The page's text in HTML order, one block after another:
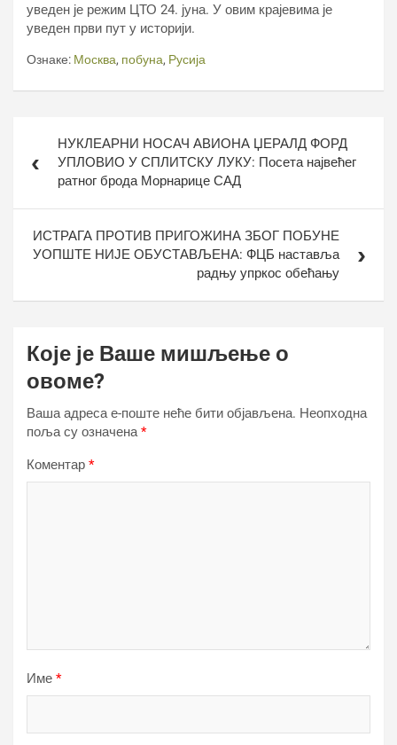
уведен је режим ЦТО 24. јуна. У овим крајевима је
уведен први пут у историји.
Ознаке: Москва, побуна, Русија
чланкаНУКЛЕАРНИ НОСАЧ АВИОНА ЏЕРАЛД ФОРД
УПЛОВИО У СПЛИТСКУ ЛУКУ: Посета највећег
ратног брода Морнарице САД
ИСТРАГА ПРОТИВ ПРИГОЖИНА ЗБОГ ПОБУНЕ
УОПШТЕ НИЈЕ ОБУСТАВЉЕНА: ФЦБ наставља
радњу упркос обећању
Које је Ваше мишљење о
овоме?
Ваша адреса е-поште неће бити објављена. Неопходна
поља су означена*
Коментар *
Име *